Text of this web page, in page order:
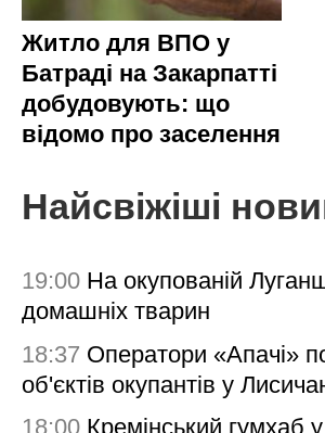
Житло для ВПО у
Батраді на Закарпатті
добудовують: що
відомо про заселення
Найсвіжіші
19:00 На окупованій
домашніх тварин
18:37 Оператори «Апачі»
об'єктів окупантів у
18:00 Кремінський гумхаб